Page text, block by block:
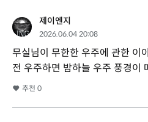
제이엔지
2026.06.04 20:08
무실님이 무한한 우주에 관한 이
전 우주하면 밤하늘 우주 풍경이
추천 0